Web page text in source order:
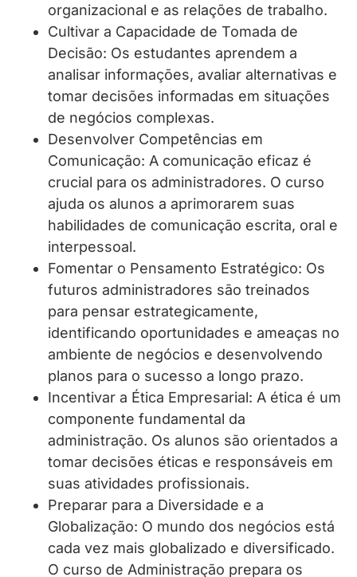
organizacional e as relações de trabalho.
Cultivar a Capacidade de Tomada de
Decisão: Os estudantes aprendem a
analisar informações, avaliar alternativas e
tomar decisões informadas em situações
de negócios complexas.
Desenvolver Competências em
Comunicação: A comunicação eficaz é
crucial para os administradores. O curso
ajuda os alunos a aprimorarem suas
habilidades de comunicação escrita, oral e
interpessoal.
Fomentar o Pensamento Estratégico: Os
futuros administradores são treinados
para pensar estrategicamente,
identificando oportunidades e ameaças no
ambiente de negócios e desenvolvendo
planos para o sucesso a longo prazo.
Incentivar a Ética Empresarial: A ética é um
componente fundamental da
administração. Os alunos são orientados a
tomar decisões éticas e responsáveis em
suas atividades profissionais.
Preparar para a Diversidade e a
Globalização: O mundo dos negócios está
cada vez mais globalizado e diversificado.
O curso de Administração prepara os